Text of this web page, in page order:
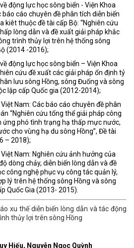
động lực học sông biển - Viện Khoa
báo cáo chuyên đề phân tích diễn biến
kiêt thuộc đề tài cấp Bộ: “Nghiên cứu
lòng dẫn và đề xuất giải pháp khắc
trình thủy lợi trên hệ thống sông
(2014 -2016);
động lực học sông biển – Viện Khoa
cứu đề xuất các giải pháp ổn định tỷ
lưu sông Hồng, sông Đuống và sông
lập cấp Quốc gia (2012-2014);
Nam: Các báo cáo chuyên đề phân
“Nghiên cứu tổng thể giải pháp công
phó tình trạng hạ thấp mực nước,
cho vùng hạ du sông Hồng”, Đề tài
– 2018);
Nam: Nghiên cứu ảnh hưởng của
dòng chảy, diễn biến lòng dẫn và đề
công nghệ phục vụ công tác quản lý,
lý trên hệ thống sông Hồng và sông
Quốc Gia (2013- 2015).
xu thế diễn biến lòng dẫn và tác động
thủy lợi trên sông Hồng
Hiếu, Nguyễn Ngọc Quỳnh